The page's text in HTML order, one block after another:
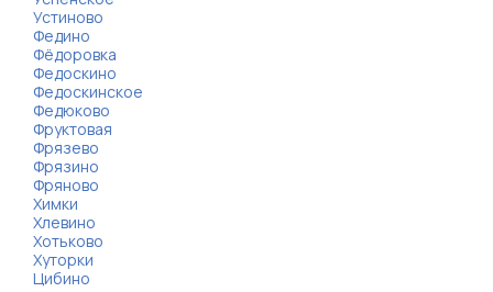
Устиново
Федино
Фёдоровка
Федоскино
Федоскинское
Федюково
Фруктовая
Фрязево
Фрязино
Фряново
Химки
Хлевино
Хотьково
Хуторки
Цибино